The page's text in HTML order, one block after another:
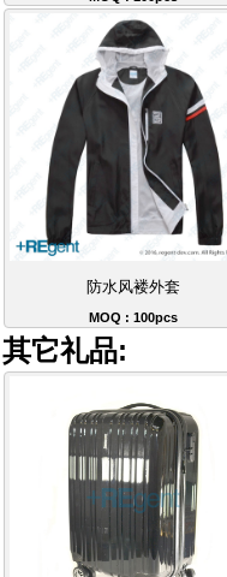
防水风褛外套
MOQ : 100pcs
其它礼品: